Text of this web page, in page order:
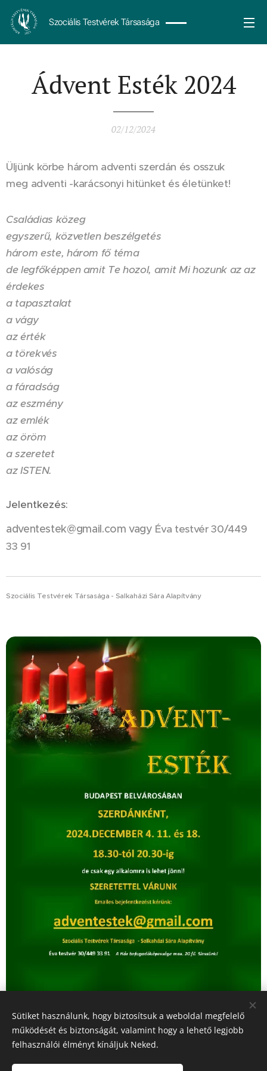
Szociális Testvérek Társasága
Ádvent Esték 2024
02/12/2024
Üljünk körbe három adventi szerdán és osszuk
meg adventi -karácsonyi hitünket és életünket!
Családias közeg
egyszerű, közvetlen beszélgetés
három este, három fő téma
de legfőképpenamit Te hozol, amit Mi hozunk az az
érdekes
a tapasztalat
a vágy
az érték
a törekvés
a valóság
a fáradság
az eszmény
az emlék
az öröm
a szeretet
az ISTEN.
Jelentkezés:
adventestek@gmail.com vagy Éva testvér 30/449
33 91
Szociális Testvérek Társasága - Salkaházi Sára Alapítvány
Share
Sütiket használunk, hogy biztosítsuk a weboldal megfelelő
működését és biztonságát, valamint hogy a lehető legjobb
felhasználói élményt kínáljuk Neked.